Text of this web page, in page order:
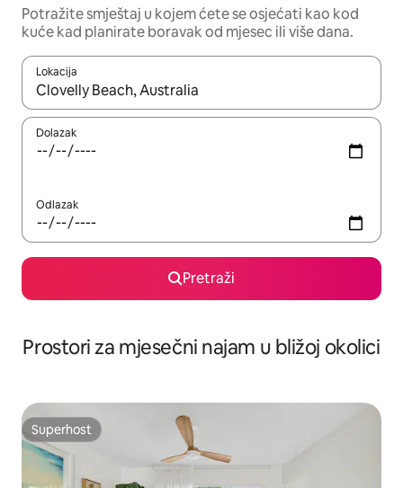
Potražite smještaj u kojem ćete se osjećati kao kod
kuće kad planirate boravak od mjesec ili više dana.
Lokacija
Kada budu dostupni rezultati, moći ćete ih pregledati
Dolazak
Odlazak
Pretraži
Prostori za mjesečni najam u bližoj okolici
Superhost
Superhost